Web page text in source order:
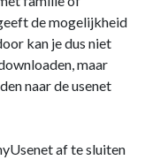
de mogelijkheid
kan je dus niet
maar
naar de usenet
af te sluiten